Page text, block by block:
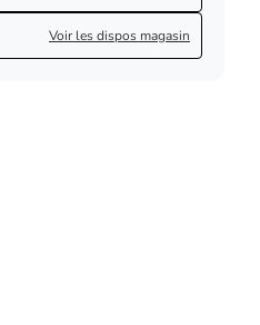
Voir les dispos magasin